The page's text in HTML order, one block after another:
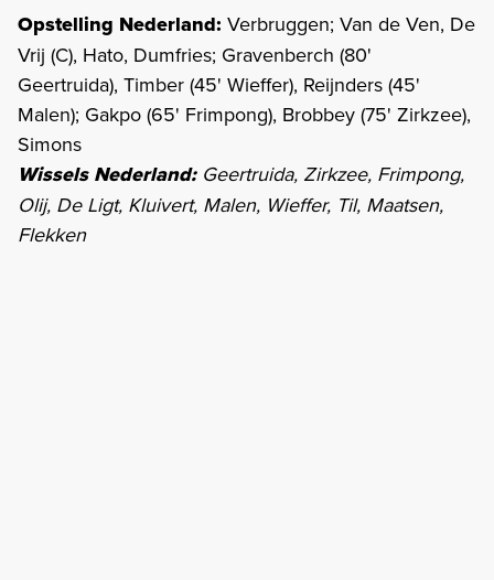
Opstelling Nederland: Verbruggen; Van de Ven, De
Vrij (C), Hato, Dumfries; Gravenberch (80'
Geertruida), Timber (45' Wieffer), Reijnders (45'
Malen); Gakpo (65' Frimpong), Brobbey (75' Zirkzee),
Simons
Wissels Nederland: Geertruida, Zirkzee, Frimpong,
Olij, De Ligt, Kluivert, Malen, Wieffer, Til, Maatsen,
Flekken